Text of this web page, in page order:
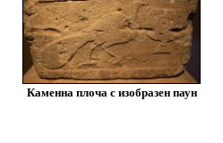
Каменна плоча с изобразен паун